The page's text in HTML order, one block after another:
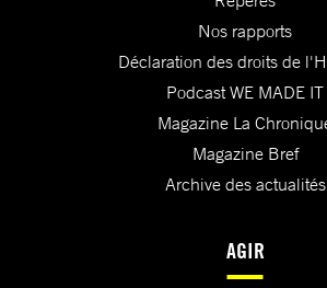
Nos rapports
Déclaration des droits de
Podcast WE MADE IT
Magazine La
Magazine Bref
Archive des actualités
AGIR